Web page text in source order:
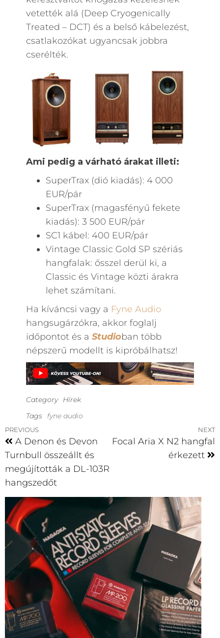
vetették alá (Deep Cryogenically
Treated – DCT) és a belső kábelezést,
csatlakozókat ugyancsak jobbra
cserélték.
Ami pedig a várható árakat illeti:
SuperTrax (dió kiadás): 4 000
EUR/pár
SuperTrax (magasfényű fekete
kiadás): 3 500 EUR/pár
SC1 kábel: 400 EUR/pár
Vintage Classic Gold SP szériás
hangfalak: ősszel derül ki, a
Classic és Vintage közti árakra
lehet számítani.
Ha kíváncsi vagy a Fyne Audio
hangsugárzókra, akkor foglalj
időpontot és a Studioban több
népszerű modellt is kipróbálhatsz!
Category
Hírek
Tags
fyne audio
PREVIOUS
A Denon és Devon
Turnbull összeállt és
megújították a DL-103R
hangszedőt
NEXT
Focal Aria X N2 hangfal
érkezett